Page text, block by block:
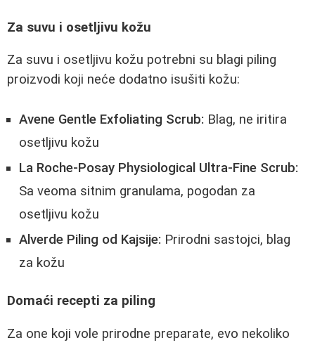
Za suvu i osetljivu kožu
Za suvu i osetljivu kožu potrebni su blagi piling
proizvodi koji neće dodatno isušiti kožu:
Avene Gentle Exfoliating Scrub: Blag, ne iritira
osetljivu kožu
La Roche-Posay Physiological Ultra-Fine Scrub:
Sa veoma sitnim granulama, pogodan za
osetljivu kožu
Alverde Piling od Kajsije: Prirodni sastojci, blag
za kožu
Domaći recepti za piling
Za one koji vole prirodne preparate, evo nekoliko